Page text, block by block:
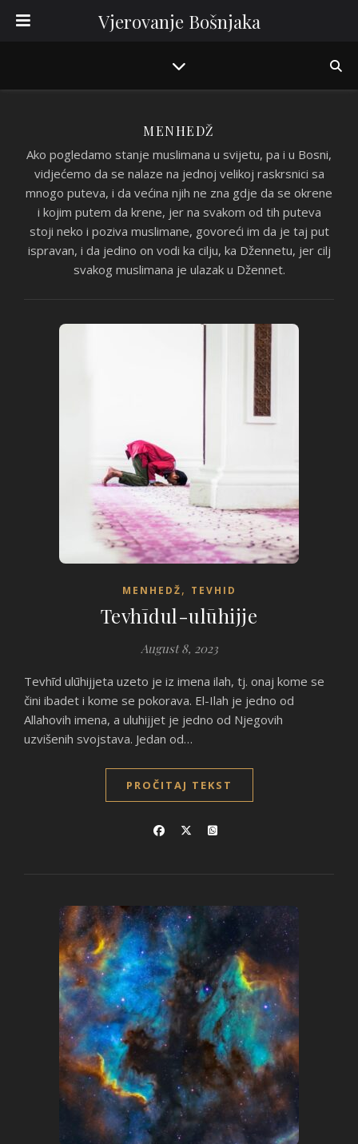
Vjerovanje Bošnjaka
MENHEDŽ
Ako pogledamo stanje muslimana u svijetu, pa i u Bosni,
vidjećemo da se nalaze na jednoj velikoj raskrsnici sa
mnogo puteva, i da većina njih ne zna gdje da se okrene
i kojim putem da krene, jer na svakom od tih puteva
stoji neko i poziva muslimane, govoreći im da je taj put
ispravan, i da jedino on vodi ka cilju, ka Džennetu, jer cilj
svakog muslimana je ulazak u Džennet.
MENHEDŽ, TEVHID
Tevhīdul-ulūhijje
August 8, 2023
Tevhīd ulūhijjeta uzeto je iz imena ilah, tj. onaj kome se
čini ibadet i kome se pokorava. El-Ilah je jedno od
Allahovih imena, a uluhijjet je jedno od Njegovih
uzvišenih svojstava. Jedan od…
PROČITAJ TEKST